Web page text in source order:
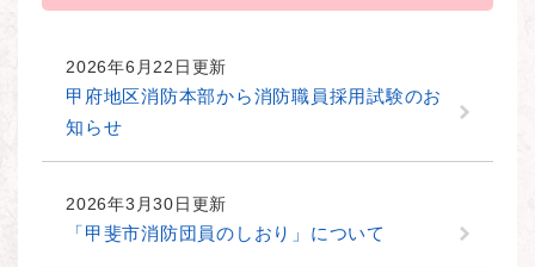
2026年6月22日更新
甲府地区消防本部から消防職員採用試験のお
知らせ
2026年3月30日更新
「甲斐市消防団員のしおり」について